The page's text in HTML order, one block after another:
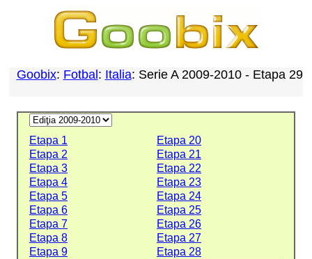
Goobix: Fotbal : Italia: Serie A 2009-2010 - Etapa 29
Etapa 1
Etapa 20
Etapa 2
Etapa 21
Etapa 3
Etapa 22
Etapa 4
Etapa 23
Etapa 5
Etapa 24
Etapa 6
Etapa 25
Etapa 7
Etapa 26
Etapa 8
Etapa 27
Etapa 9
Etapa 28